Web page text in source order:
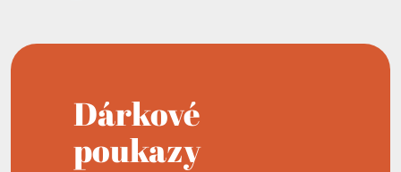
Dárkové
poukazy